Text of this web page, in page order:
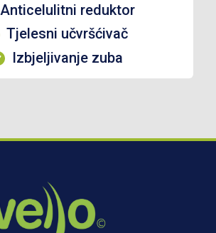
Anticelulitni reduktor
Tjelesni učvršćivač
Izbjeljivanje zuba